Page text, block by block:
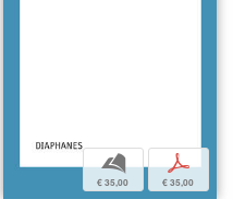
b
€ 35,00
p
€ 35,00